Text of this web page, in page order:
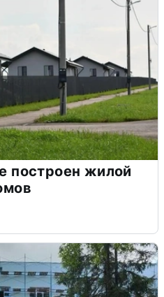
построен жилой